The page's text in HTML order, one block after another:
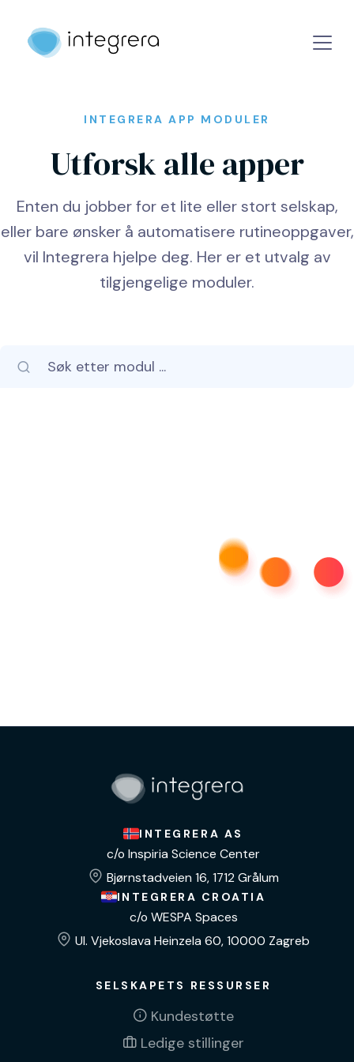
INTEGRERA APP MODULER
Utforsk alle apper
Enten du jobber for et lite eller stort selskap,
eller bare ønsker å automatisere rutineoppgaver,
vil Integrera hjelpe deg. Her er et utvalg av
tilgjengelige moduler.
INTEGRERA AS
c/o Inspiria Science Center
Bjørnstadveien 16, 1712 Grålum
INTEGRERA CROATIA
c/o WESPA Spaces
Ul. Vjekoslava Heinzela 60, 10000 Zagreb
SELSKAPETS RESSURSER
Kundestøtte
Ledige stillinger